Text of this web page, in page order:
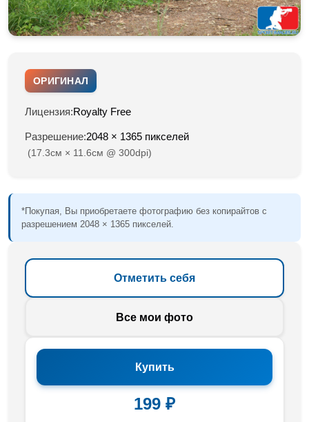
ОРИГИНАЛ
Лицензия:Royalty Free
Разрешение:2048 × 1365 пикселей
(17.3см × 11.6см @ 300dpi)
*Покупая, Вы приобретаете фотографию без копирайтов с
разрешением 2048 × 1365 пикселей.
Отметить себя
Все мои фото
Купить
199 ₽